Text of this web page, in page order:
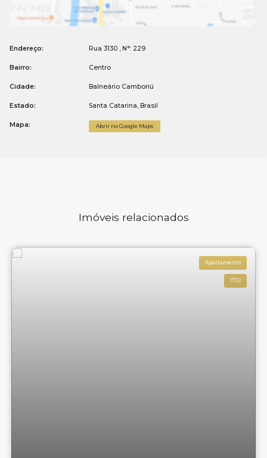
Endereço: Rua 3130 , N°: 229
Bairro: Centro
Cidade: Balneário Camboriú
Estado: Santa Catarina, Brasil
Mapa: Abrir no Google Maps
Imóveis relacionados
Apartamento
1702